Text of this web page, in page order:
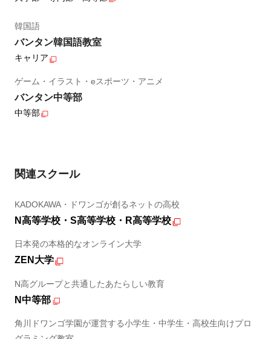
韓国語
バンタン韓国語教室
キャリア
ゲーム・イラスト・eスポーツ・アニメ
バンタン中等部
中等部
関連スクール
KADOKAWA・ドワンゴが創るネットの高校
N高等学校・S高等学校・R高等学校
日本発の本格的なオンライン大学
ZEN大学
N高グループと共通したあたらしい教育
N中等部
角川ドワンゴ学園が運営する小学生・中学生・高校生向けプロ